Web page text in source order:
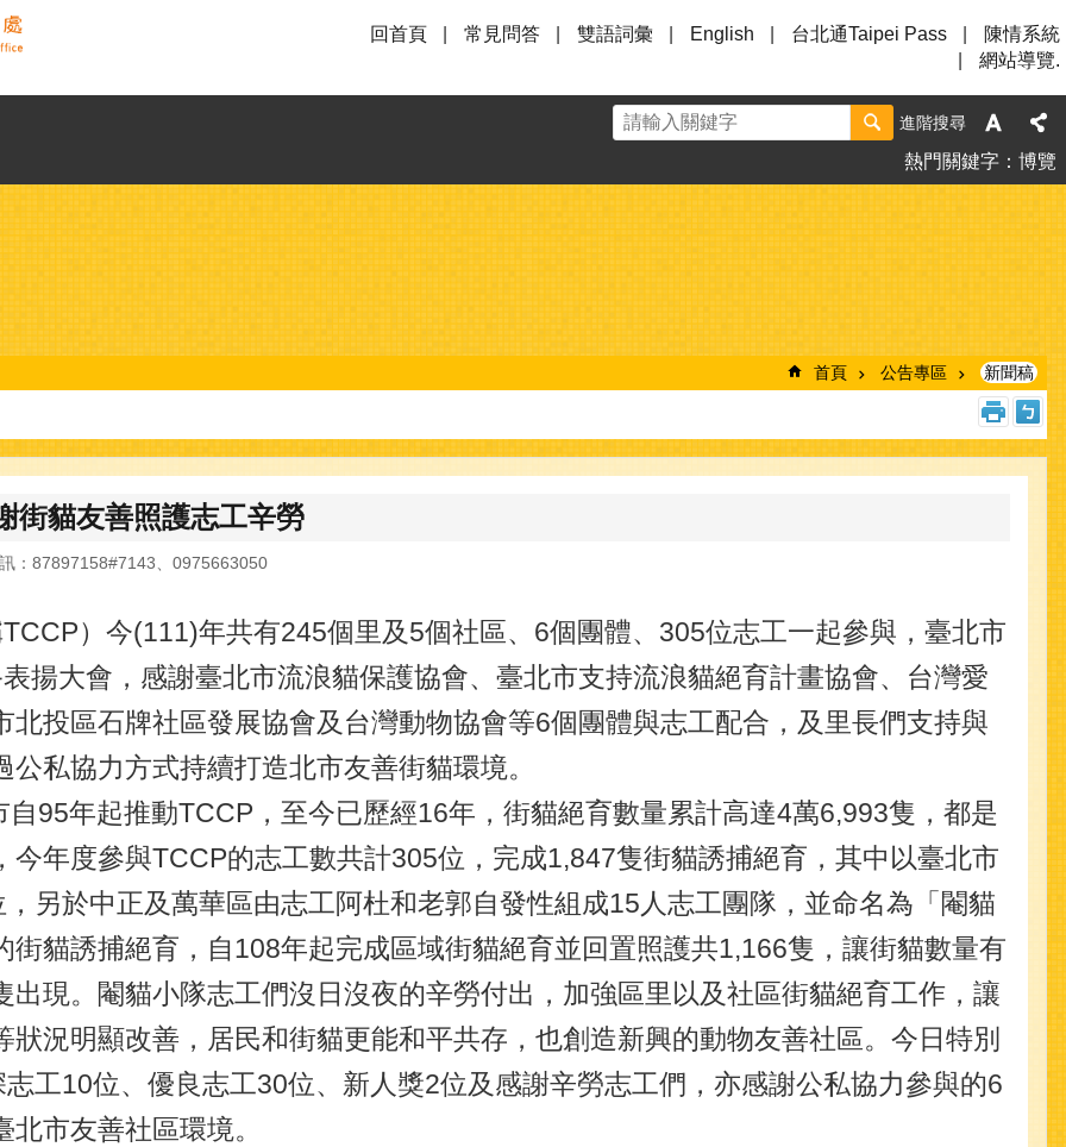
回首頁 常見問答 雙語詞彙 English 台北通Taipei Pass
陳情系統
網站導覽.
進階搜尋
熱門關鍵字 博覽
首頁 公告專區 新聞稿
街貓友善照護志工辛勞
：87897158#7143、0975663050
）今(111)年共有245個里及5個社區、6個團體、305位志工一起參與，臺北市
揚大會，感謝臺北市流浪貓保護協會、臺北市支持流浪貓絕育計畫協會、台灣愛
投區石牌社區發展協會及台灣動物協會等6個團體與志工配合，及里長們支持與
私協力方式持續打造北市友善街貓環境。
年起推動TCCP，至今已歷經16年，街貓絕育數量累計高達4萬6,993隻，都是
年度參與TCCP的志工數共計305位，完成1,847隻街貓誘捕絕育，其中以臺北市
另於中正及萬華區由志工阿杜和老郭自發性組成15人志工團隊，並命名為「閹貓
貓誘捕絕育，自108年起完成區域街貓絕育並回置照護共1,166隻，讓街貓數量有
現。閹貓小隊志工們沒日沒夜的辛勞付出，加強區里以及社區街貓絕育工作，讓
況明顯改善，居民和街貓更能和平共存，也創造新興的動物友善社區。今日特別
工10位、優良志工30位、新人獎2位及感謝辛勞志工們，亦感謝公私協力參與的6
市友善社區環境。